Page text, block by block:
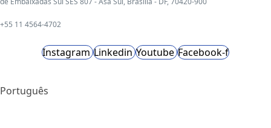
+55 11 4564-4702
Instagram Linkedin Youtube Facebook-f
Português